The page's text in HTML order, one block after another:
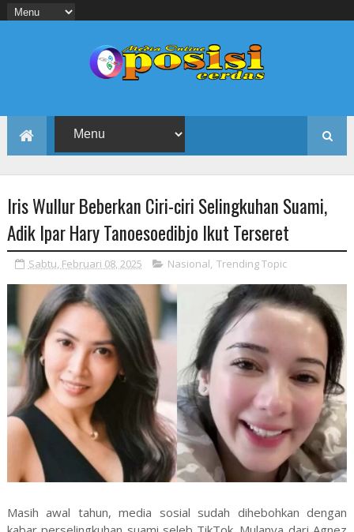
Iris Wullur Beberkan Ciri-ciri Selingkuhan Suami,
Adik Ipar Hary Tanoesoedibjo Ikut Terseret
Sabtu, Februari 08, 2025 Nasional, Trending Topic
Masih awal tahun, media sosial sudah dihebohkan dengan